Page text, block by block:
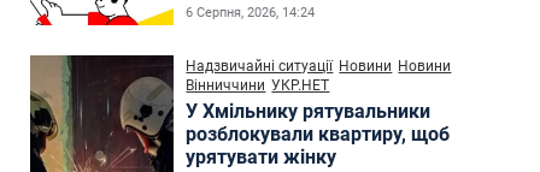
6 Серпня, 2026, 14:24
Надзвичайні ситуації Новини Новини
Вінниччини УКР.НЕТ
У Хмільнику рятувальники
розблокували квартиру, щоб
урятувати жінку